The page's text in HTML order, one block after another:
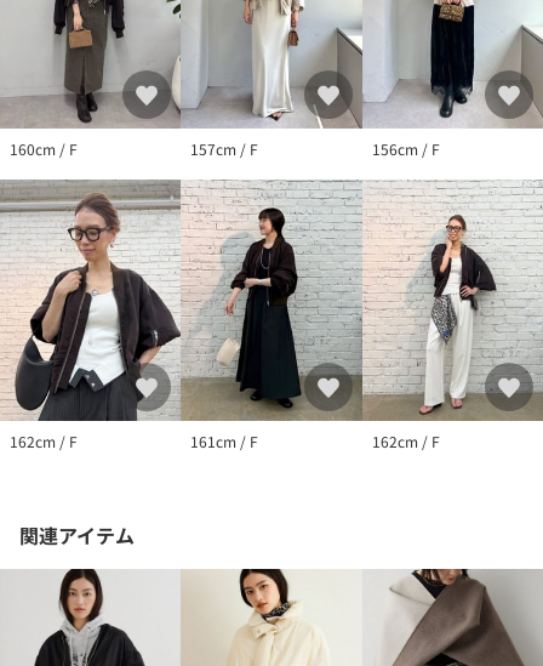
160cm / F 157cm / F 156cm / F
162cm / F 161cm / F 162cm / F
関連アイテム